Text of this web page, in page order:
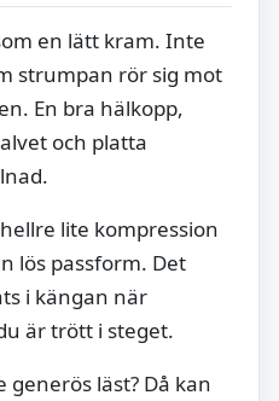
en lätt kram. Inte
strumpan rör sig mot
En bra hälkopp,
och platta
lite kompression
lös passform. Det
i kängan när
är trött i steget.
läst? Då kan